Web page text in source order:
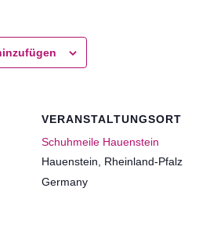
VERANSTALTUNGSORT
Schuhmeile Hauenstein
Hauenstein
Rheinland-Pfalz
Germany